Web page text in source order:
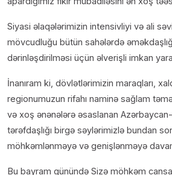
Siyasi əlaqələrimizin intensivliyi və ali
mövcudluğu bütün sahələrdə
dərinləşdirilməsi üçün əlverişli imkan
İnanıram ki, dövlətlərimizin maraqları,
regionumuzun rifahı naminə sağlam
və xoş ənənələrə əsaslanan
tərəfdaşlığı birgə səylərimizlə bundan
möhkəmlənməyə və genişlənməyə
Bu bayram günündə Sizə möhkəm